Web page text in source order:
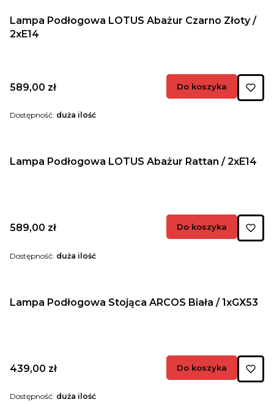
Lampa Podłogowa LOTUS Abażur Czarno Złoty /
2xE14
Cena
589,00 zł Do koszyka
Dostępność: duża ilość
Lampa Podłogowa LOTUS Abażur Rattan / 2xE14
Cena
589,00 zł Do koszyka
Dostępność: duża ilość
Lampa Podłogowa Stojąca ARCOS Biała / 1xGX53
Cena
439,00 zł Do koszyka
Dostępność: duża ilość